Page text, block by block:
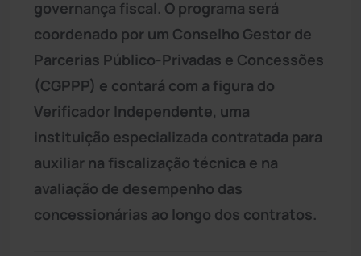
governança fiscal. O programa será
coordenado por um Conselho Gestor de
Parcerias Público-Privadas e Concessões
(CGPPP) e contará com a figura do
Verificador Independente, uma
instituição especializada contratada para
auxiliar na fiscalização técnica e na
avaliação de desempenho das
concessionárias ao longo dos contratos.